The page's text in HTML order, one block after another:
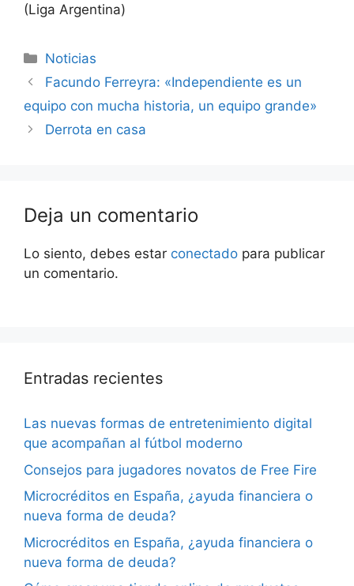
(Liga Argentina)
Categorías
Noticias
Facundo Ferreyra: «Independiente es un
equipo con mucha historia, un equipo grande»
Derrota en casa
Deja un comentario
Lo siento, debes estar conectado para publicar
un comentario.
Entradas recientes
Las nuevas formas de entretenimiento digital
que acompañan al fútbol moderno
Consejos para jugadores novatos de Free Fire
Microcréditos en España, ¿ayuda financiera o
nueva forma de deuda?
Microcréditos en España, ¿ayuda financiera o
nueva forma de deuda?